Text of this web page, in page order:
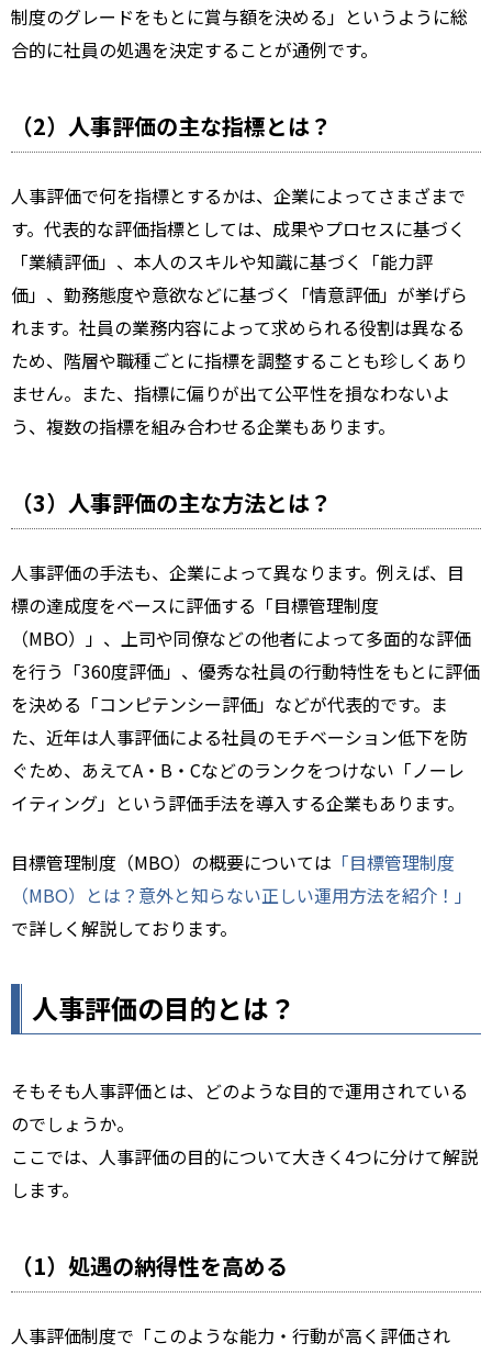
制度のグレードをもとに賞与額を決める」というように総
合的に社員の処遇を決定することが通例です。
（2）人事評価の主な指標とは？
人事評価で何を指標とするかは、企業によってさまざまで
す。代表的な評価指標としては、成果やプロセスに基づく
「業績評価」、本人のスキルや知識に基づく「能力評
価」、勤務態度や意欲などに基づく「情意評価」が挙げら
れます。社員の業務内容によって求められる役割は異なる
ため、階層や職種ごとに指標を調整することも珍しくあり
ません。また、指標に偏りが出て公平性を損なわないよ
う、複数の指標を組み合わせる企業もあります。
（3）人事評価の主な方法とは？
人事評価の手法も、企業によって異なります。例えば、目
標の達成度をベースに評価する「目標管理制度
（MBO）」、上司や同僚などの他者によって多面的な評価
を行う「360度評価」、優秀な社員の行動特性をもとに評価
を決める「コンピテンシー評価」などが代表的です。ま
た、近年は人事評価による社員のモチベーション低下を防
ぐため、あえてA・B・Cなどのランクをつけない「ノーレ
イティング」という評価手法を導入する企業もあります。
目標管理制度（MBO）の概要については 「目標管理制度
（MBO）とは？意外と知らない正しい運用方法を紹介！」
で詳しく解説しております。
人事評価の目的とは？
そもそも人事評価とは、どのような目的で運用されている
のでしょうか。
ここでは、人事評価の目的について大きく4つに分けて解説
します。
（1）処遇の納得性を高める
人事評価制度で「このような能力・行動が高く評価され